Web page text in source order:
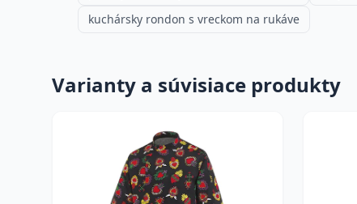
kuchársky rondon s vreckom na rukáve
Varianty a súvisiace produkty